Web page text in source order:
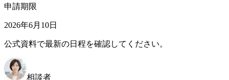
申請期限
2026年6月10日
公式資料で最新の日程を確認してください。
相談者